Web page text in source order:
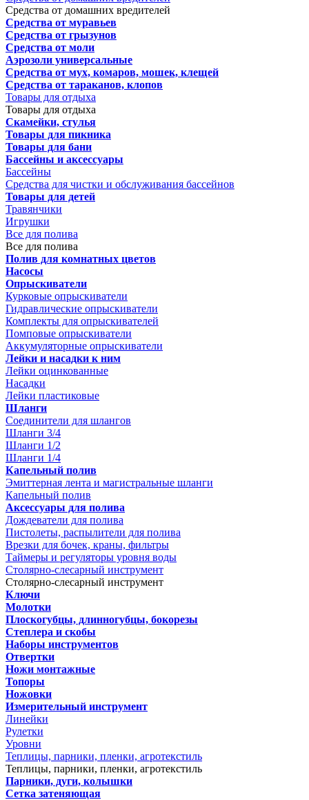
Средства от домашних вредителей
Средства от муравьев
Средства от грызунов
Средства от моли
Аэрозоли универсальные
Средства от мух, комаров, мошек, клещей
Средства от тараканов, клопов
Товары для отдыха
Товары для отдыха
Скамейки, стулья
Товары для пикника
Товары для бани
Бассейны и аксессуары
Бассейны
Средства для чистки и обслуживания бассейнов
Товары для детей
Травянчики
Игрушки
Все для полива
Все для полива
Полив для комнатных цветов
Насосы
Опрыскиватели
Курковые опрыскиватели
Гидравлические опрыскиватели
Комплекты для опрыскивателей
Помповые опрыскиватели
Аккумуляторные опрыскиватели
Лейки и насадки к ним
Лейки оцинкованные
Насадки
Лейки пластиковые
Шланги
Соединители для шлангов
Шланги 3/4
Шланги 1/2
Шланги 1/4
Капельный полив
Эмиттерная лента и магистральные шланги
Капельный полив
Аксессуары для полива
Дождеватели для полива
Пистолеты, распылители для полива
Врезки для бочек, краны, фильтры
Таймеры и регуляторы уровня воды
Столярно-слесарный инструмент
Столярно-слесарный инструмент
Ключи
Молотки
Плоскогубцы, длинногубцы, бокорезы
Степлера и скобы
Наборы инструментов
Отвертки
Ножи монтажные
Топоры
Ножовки
Измерительный инструмент
Линейки
Рулетки
Уровни
Теплицы, парники, пленки, агротекстиль
Теплицы, парники, пленки, агротекстиль
Парники, дуги, колышки
Сетка затеняющая